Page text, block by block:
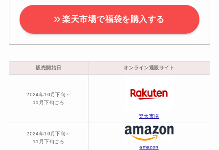
楽天市場で福袋を購入する
販売開始日 オンライン通販サイト
2024年10月下旬～
11月下旬ごろ
楽天市場
2024年10月下旬～
11月下旬ごろ
amazon